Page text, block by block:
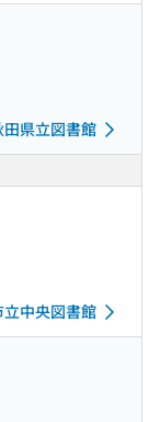
田県立図書館
立中央図書館